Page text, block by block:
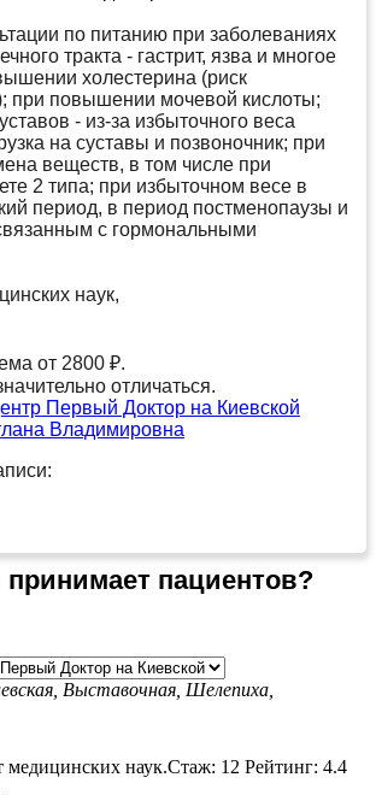
по питанию при заболеваниях
тракта - гастрит, язва и многое
холестерина (риск
при повышении мочевой кислоты;
- из-за избыточного веса
на суставы и позвоночник; при
веществ, в том числе при
2 типа; при избыточном весе в
период, в период постменопаузы и
с гормональными
наук,
от 2800 ₽.
отличаться.
Первый Доктор на Киевской
Владимировна
принимает пациентов?
Выставочная, Шелепиха,
медицинских наук.Стаж: 12 Рейтинг: 4.4